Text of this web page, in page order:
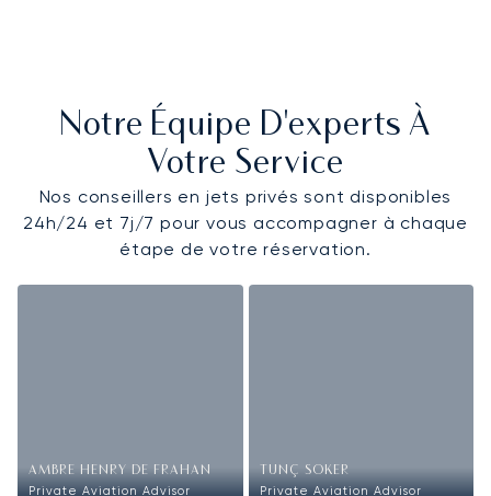
Notre Équipe D'experts À
Votre Service
Nos conseillers en jets privés sont disponibles
24h/24 et 7j/7 pour vous accompagner à chaque
étape de votre réservation.
AMBRE HENRY DE FRAHAN
Private Aviation Advisor
TUNÇ SOKER
Private Aviation Advisor